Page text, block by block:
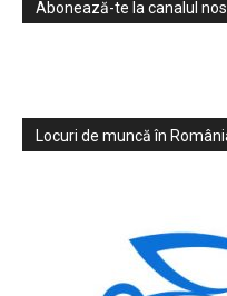
Abonează-te la canalul
Locuri de muncă în